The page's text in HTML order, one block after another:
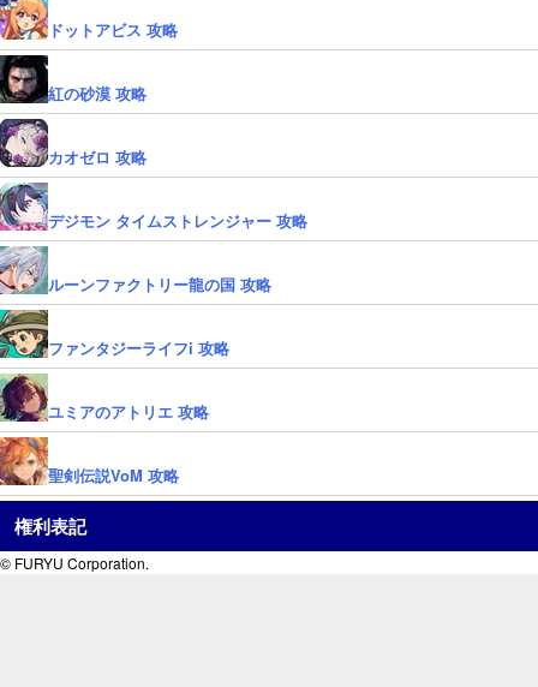
ドットアビス 攻略
紅の砂漠 攻略
カオゼロ 攻略
デジモン タイムストレンジャー 攻略
ルーンファクトリー龍の国 攻略
ファンタジーライフi 攻略
ユミアのアトリエ 攻略
聖剣伝説VoM 攻略
権利表記
© FURYU Corporation.